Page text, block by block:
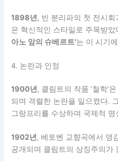
1898년, 빈 분리파의 첫 전시
은 혁신적인 스타일로 주목받
아노 앞의 슈베르트’는 이 시기
4. 논란과 인정
1900년, 클림트의 작품 ‘철학’
되며 격렬한 논란을 일으켰다.
그랑프리를 수상하며 국제적 명
1902년, 베토벤 교향곡에서 영
공개되며 클림트의 상징주의가